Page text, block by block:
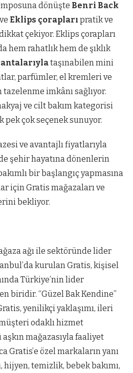
dönüşte Benri Back
ve Eklips çorapları pratik ve
çekiyor. Eklips çorapları
hem rahatlık hem de şıklık
taşınabilen mini
parfümler, el kremleri ve
imkânı sağlıyor.
ve cilt bakım kategorisi
pek çok seçenek sunuyor.
ve avantajlı fiyatlarıyla
şehir hayatına dönenlerin
bir başlangıç yapmasına
için Gratis mağazaları ve
bekliyor.
ağı ile sektöründe lider
kurulan Gratis, kişisel
Türkiye’nin lider
biridir. “Güzel Bak Kendine”
yenilikçi yaklaşımı, ileri
odaklı hizmet
aşkın mağazasıyla faaliyet
Gratis’e özel markaların yanı
hijyen, temizlik, bebek bakımı,